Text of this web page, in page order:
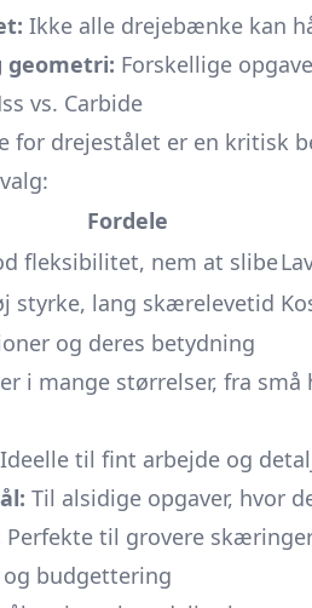
Ikke alle drejebænke kan
geometri: Forskellige
vs. Carbide
for drejestålet er en kritisk
Fordele
fleksibilitet, nem at slibe
styrke, lang skærelevetid
og deres betydning
i mange størrelser, fra
Ideelle til fint arbejde og
Til alsidige opgaver, hvor
Perfekte til grovere
og budgettering